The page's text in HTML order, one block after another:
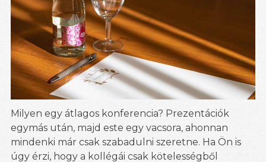
Milyen egy átlagos konferencia? Prezentációk
egymás után, majd este egy vacsora, ahonnan
mindenki már csak szabadulni szeretne. Ha Ön is
úgy érzi, hogy a kollégái csak kötelességből